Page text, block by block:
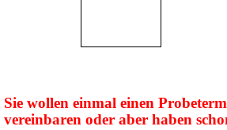
Sie wollen einmal einen
vereinbaren oder aber haben